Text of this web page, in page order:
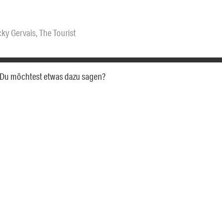
Gervais,The Tourist
möchtest etwas dazu sagen?